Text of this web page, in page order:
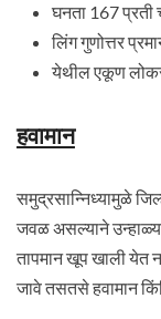
घनता 167 प्रती
लिंग गुणोत्तर
येथील एकूण
हवामान
समुद्रसान्निध्यामुळे
जवळ असल्याने
तापमान खूप खाली येत
जावे तसतसे हवामान